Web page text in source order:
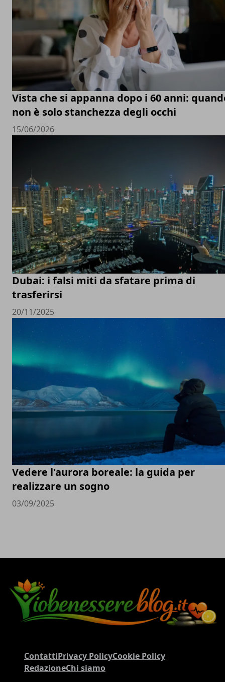
Vista che si appanna dopo i 60 anni:
non è solo stanchezza degli occhi
15/06/2026
Dubai: i falsi miti da sfatare prima di
trasferirsi
20/11/2025
Vedere l'aurora boreale: la guida per
realizzare un sogno
03/09/2025
ContattiPrivacy PolicyCookie Policy
RedazioneChi siamo